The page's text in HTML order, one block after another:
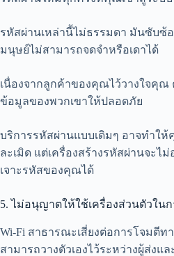
รหัสผ่านเหล่านี้ไม่ธรรมดา มันซับซ้
มนุษย์ไม่สามารถจดจำหรือเดาได้
เนื่องจากลูกค้าของคุณไว้วางใจคุณ
ข้อมูลของพวกเขาให้ปลอดภัย
บริการรหัสผ่านแบบเดิมๆ อาจทำให้
ละเมิด แต่เครื่องสร้างรหัสผ่านจะไ
เจาะรหัสของคุณได้
5. ไม่อนุญาตให้ใช้เครื่องส่วนตัวใน
Wi-Fi สาธารณะเสี่ยงต่อการโจมตีท
สามารถวางตัวเองไว้ระหว่างผู้ส่งแ